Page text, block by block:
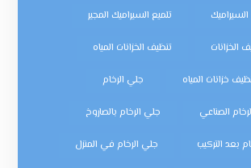
السيراميك تلميع السيراميك المجير
الخزانات تنظيف الخزانات المياه
خزانات المياه جلي الرخام
الصناعي جلي الرخام بالصاروخ
بعد التركيب جلي الرخام في المنزل